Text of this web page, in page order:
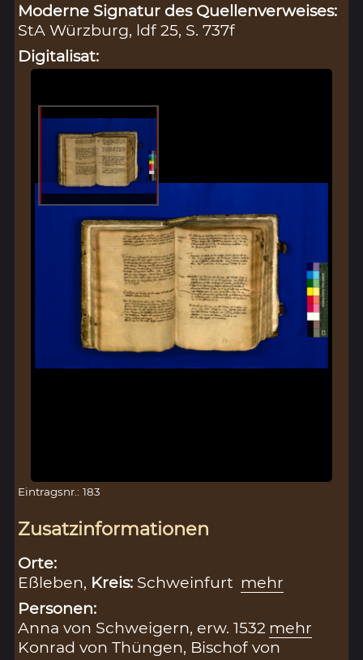
Moderne Signatur des Quellenverweises:
StA Würzburg, ldf 25, S. 737f
Digitalisat:
Eintragsnr.: 183
Zusatzinformationen
Orte:
Eßleben, Kreis: Schweinfurt mehr
Personen:
Anna von Schweigern, erw. 1532 mehr
Konrad von Thüngen, Bischof von